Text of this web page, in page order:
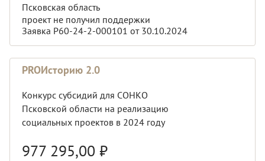
Псковская область
проект не получил поддержки
Заявка Р60-24-2-000101 от 30.10.2024
PROИсторию 2.0
Конкурс субсидий для СОНКО
Псковской области на реализацию
социальных проектов в 2024 году
977 295,00 ₽